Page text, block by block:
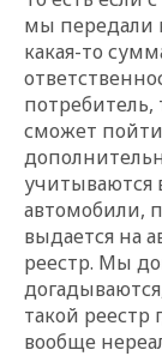
мы передали
какая-то
сможет
учитываются
автомобили,
выдается на
реестр. Мы
такой реестр
вообще